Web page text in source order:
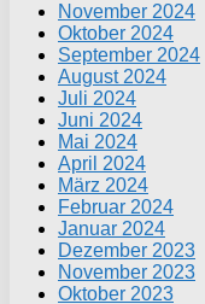
November 2024
Oktober 2024
September 2024
August 2024
Juli 2024
Juni 2024
Mai 2024
April 2024
März 2024
Februar 2024
Januar 2024
Dezember 2023
November 2023
Oktober 2023